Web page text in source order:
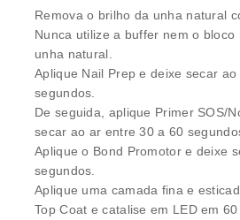
Remova o brilho da unha natural
Nunca utilize a buffer nem o bloco
unha natural.
Aplique Nail Prep e deixe secar
segundos.
De seguida, aplique Primer SOS/
secar ao ar entre 30 a 60
Aplique o Bond Promotor e deixe
segundos.
Aplique uma camada fina e
Top Coat e catalise em LED em